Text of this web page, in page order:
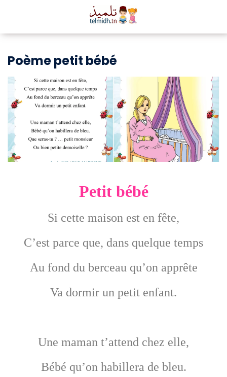
Poème petit bébé
Petit bébé
Si cette maison est en fête,
C’est parce que, dans quelque temps
Au fond du berceau qu’on apprête
Va dormir un petit enfant.
Une maman t’attend chez elle,
Bébé qu’on habillera de bleu.